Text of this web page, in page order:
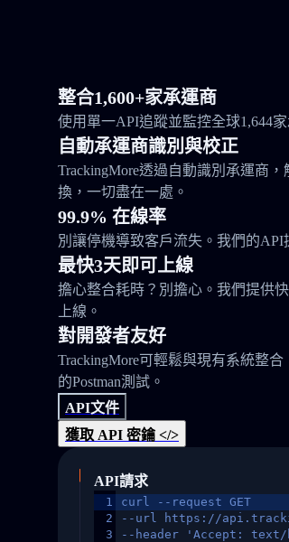
整合1,600+家承運商
使用單一API追蹤並監控全球1,644
自動承運商識別與校正
TrackingMore透過自動識別承運商
換，一切盡在一處。
99.9% 在線率
別讓停機導致客戶流失。我們的API
最快3天即可上線
擔心整合耗時？別擔心。我們提供
上線。
對開發者友好
TrackingMore可輕鬆與現有系統整
的Postman測試。
API文件
獲取 API 密鑰 </>
API請求
1
2
3
curl --request GET
--url https://
--header 'Accept: text/